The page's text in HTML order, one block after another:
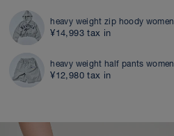
heavy weight zip hoody women
¥14,993 tax in
heavy weight half pants women
¥12,980 tax in